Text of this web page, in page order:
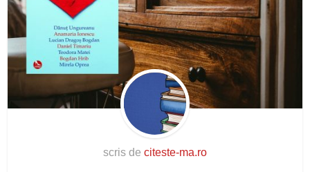
scris de citeste-ma.ro